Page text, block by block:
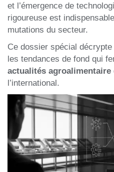
et l’émergence de
rigoureuse est
mutations du secteur.
Ce dossier spécial
les tendances de fond qui
actualités agroalimentaire
l’international.